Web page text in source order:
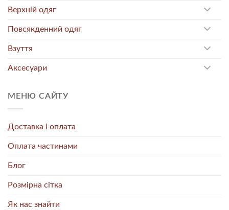
Верхній одяг
Повсякденний одяг
Взуття
Аксесуари
МЕНЮ САЙТУ
Доставка і оплата
Оплата частинами
Блог
Розмірна сітка
Як нас знайти